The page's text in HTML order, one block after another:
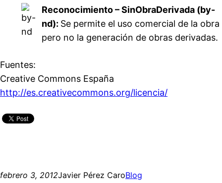
Reconocimiento – SinObraDerivada (by-
nd): Se permite el uso comercial de la obra
pero no la generación de obras derivadas.
Fuentes:
Creative Commons España
http://es.creativecommons.org/licencia/
febrero 3, 2012Javier Pérez CaroBlog